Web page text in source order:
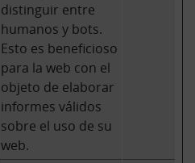
distinguir entre
humanos y bots.
Esto es beneficioso
para la web con el
objeto de elaborar
informes válidos
sobre el uso de su
web.